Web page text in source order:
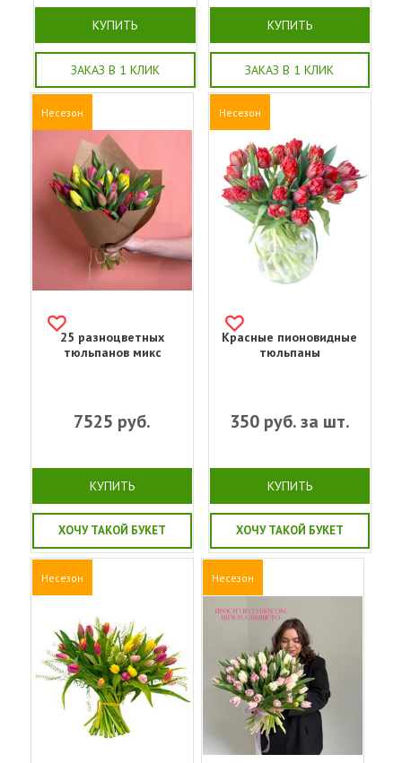
КУПИТЬ
ЗАКАЗ В 1 КЛИК
КУПИТЬ
ЗАКАЗ В 1 КЛИК
Несезон
25 разноцветных
тюльпанов микс
7525 руб.
КУПИТЬ
ХОЧУ ТАКОЙ БУКЕТ
Несезон
Красные пионовидные
тюльпаны
350руб. за шт.
КУПИТЬ
ХОЧУ ТАКОЙ БУКЕТ
Несезон Несезон